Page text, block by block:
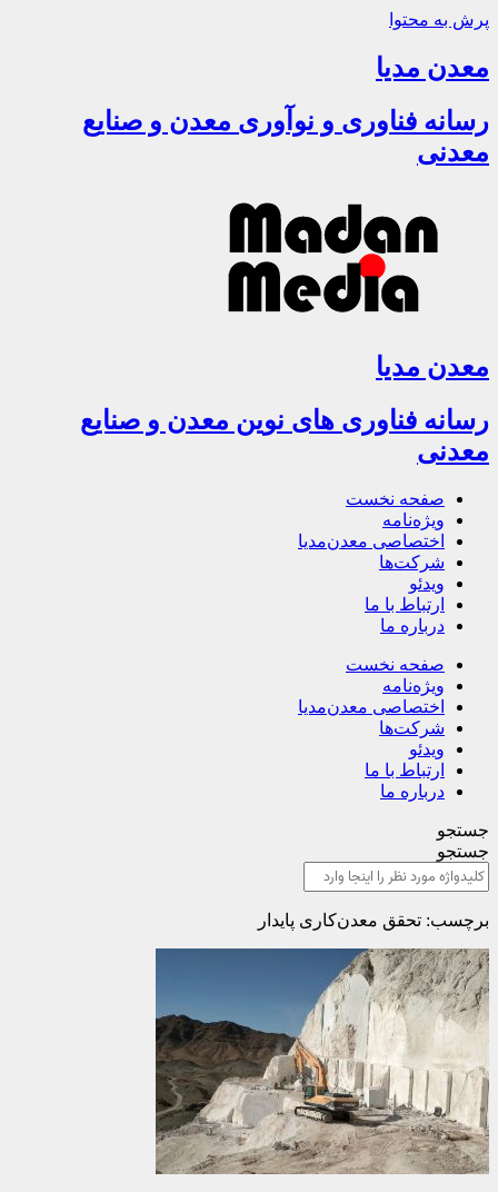
پرش به محتوا
معدن مدیا
رسانه فناوری و نوآوری معدن و صنایع
معدنی
معدن مدیا
رسانه فناوری های نوین معدن و صنایع
معدنی
صفحه نخست
ویژه‌نامه
اختصاصی معدن‌مدیا
شرکت‌ها
ویدئو
ارتباط با ما
درباره ما
صفحه نخست
ویژه‌نامه
اختصاصی معدن‌مدیا
شرکت‌ها
ویدئو
ارتباط با ما
درباره ما
جستجو
جستجو
برچسب: تحقق معدن‌کاری پایدار